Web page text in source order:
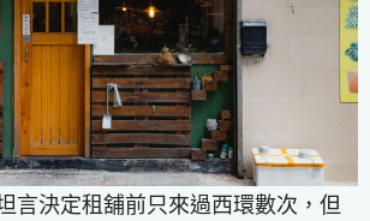
言決定租舖前只來過西環數次，但